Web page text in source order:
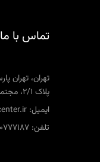
تماس با ما
پلاک 2/1، مجتمع سیلور سنتر، ط4 واحد 402
ایمیل: info@racketcenter.ir
تلفن: 40777187-021